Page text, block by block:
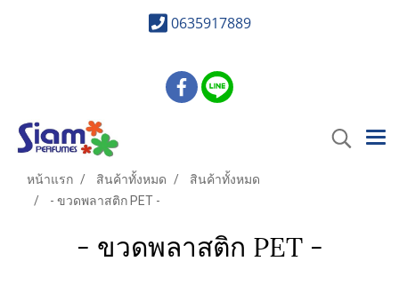
0635917889
หน้าแรก สินค้าทั้งหมด
สินค้าทั้งหมด
- ขวดพลาสติก PET -
- ขวดพลาสติก PET -